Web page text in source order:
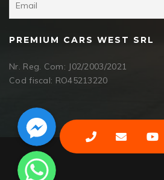
PREMIUM CARS WEST SRL
Nr. Reg. Com: J02/2003/2021
Cod fiscal: RO45213220
Facebook Messenger
WhatsApp